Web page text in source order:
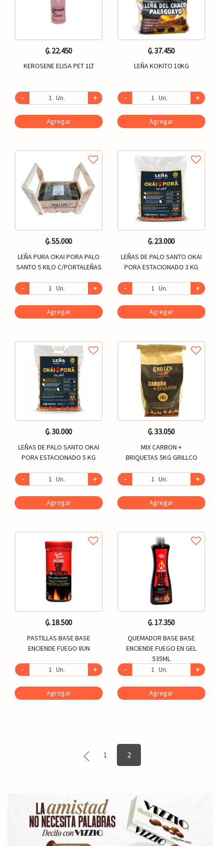
₲. 22.450
KEROSENE ELISA PET 1LT
- Un. +
Agregar
₲. 37.450
LEÑA KOKITO 10KG
- Un. +
Agregar
₲. 55.000
LEÑA PURA OKAI PORA PALO
SANTO 5 KILO C/PORTALEÑAS
- Un. +
Agregar
₲. 23.000
LEÑAS DE PALO SANTO OKAI
PORA ESTACIONADO 3 KG
- Un. +
Agregar
₲. 30.000
LEÑAS DE PALO SANTO OKAI
PORA ESTACIONADO 5 KG
- Un. +
Agregar
₲. 33.050
MIX CARBON +
BRIQUETAS 5KG GRILLCO
- Un. +
Agregar
₲. 18.500
PASTILLAS BASE BASE
ENCIENDE FUEGO 8UN
- Un. +
Agregar
₲. 17.350
QUEMADOR BASE BASE
ENCIENDE FUEGO EN GEL
535ML
-
Un. +
Agregar
1 2